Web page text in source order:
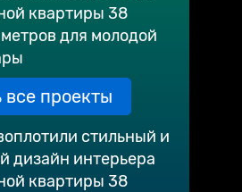
квартиры 38
для молодой
все проекты
стильный и
дизайн интерьера
квартиры 38